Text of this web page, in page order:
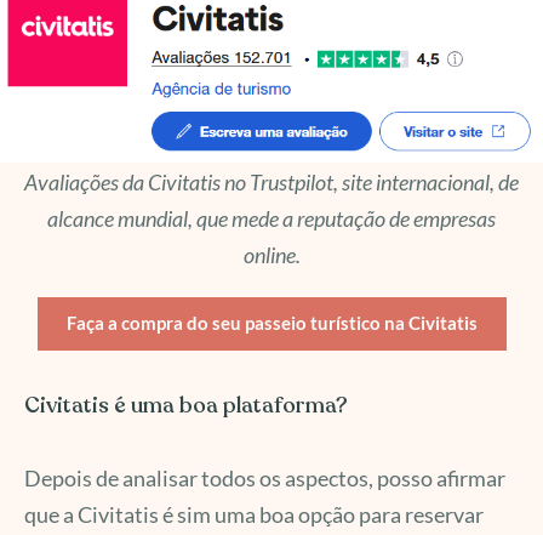
Avaliações da Civitatis no Trustpilot, site internacional, de
alcance mundial, que mede a reputação de empresas
online.
Faça a compra do seu passeio turístico na Civitatis
Civitatis é uma boa plataforma?
Depois de analisar todos os aspectos, posso afirmar
que a Civitatis é sim uma boa opção para reservar